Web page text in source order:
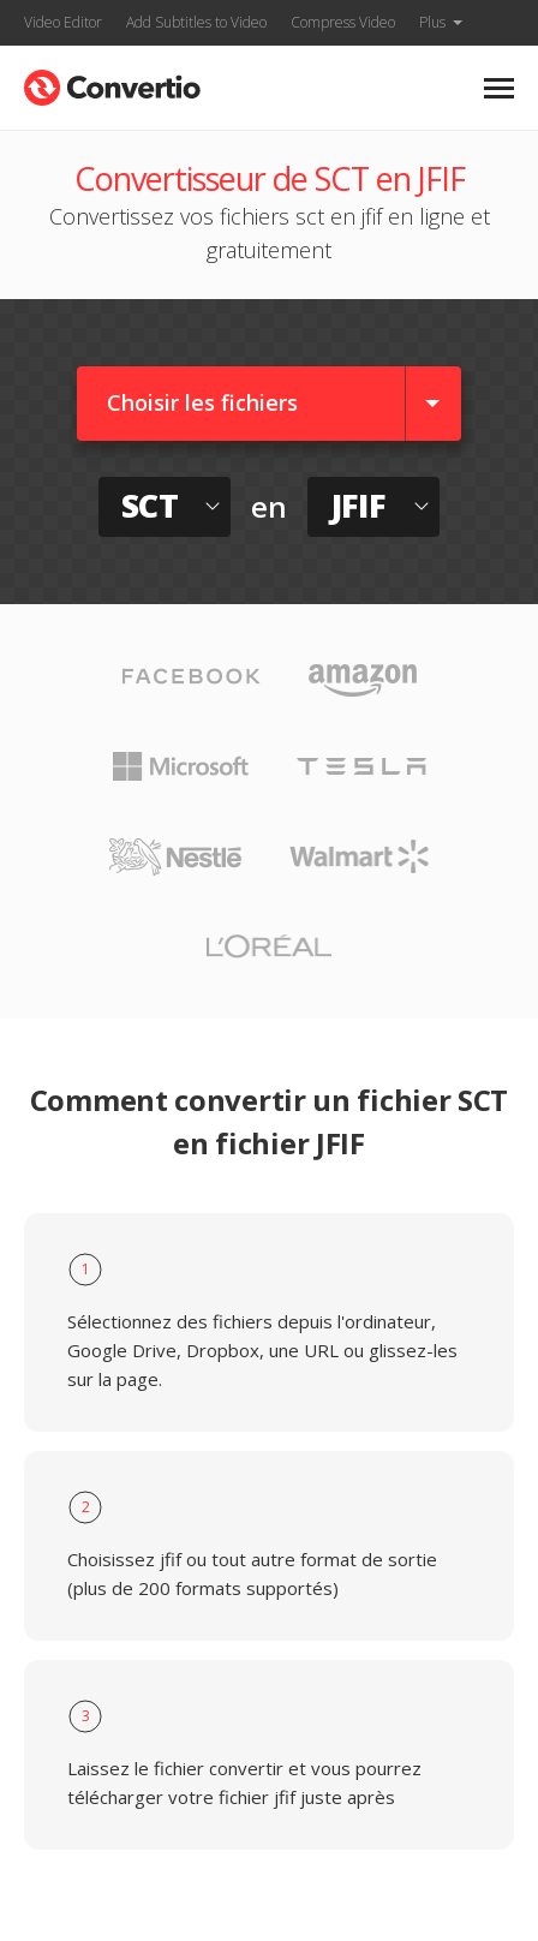
Video Editor Add Subtitles to Video Compress Video Plus
Convertisseur de SCT en JFIF
Convertissez vos fichiers sct en jfif en ligne et
gratuitement
Choisir les fichiers
SCT en JFIF
Comment convertir un fichier SCT
en fichier JFIF
1
Sélectionnez des fichiers depuis l'ordinateur,
Google Drive, Dropbox, une URL ou glissez-les
sur la page.
2
Choisissez jfif ou tout autre format de sortie
(plus de 200 formats supportés)
3
Laissez le fichier convertir et vous pourrez
télécharger votre fichier jfif juste après